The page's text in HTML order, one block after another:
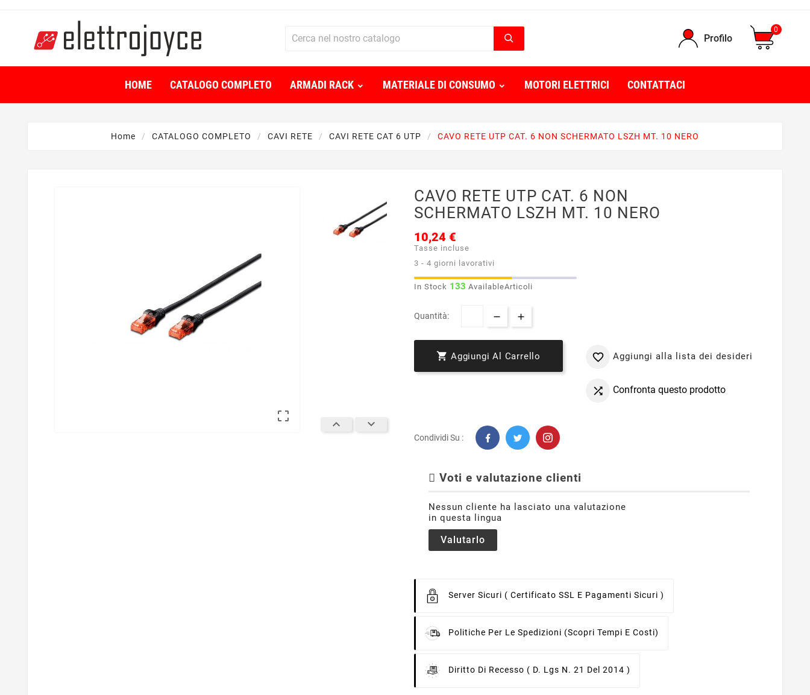
Profilo
0
HOME CATALOGO COMPLETO ARMADI RACK MATERIALE DI CONSUMO MOTORI ELETTRICI CONTATTACI
Home CATALOGO COMPLETO CAVI RETE CAVI RETE CAT 6 UTP CAVO RETE UTP CAT. 6 NON SCHERMATO LSZH MT. 10 NERO

 
CAVO RETE UTP CAT. 6 NON
SCHERMATO LSZH MT. 10 NERO
10,24 €
Tasse incluse
3 - 4 giorni lavorativi
In Stock 133 AvailableArticoli
Quantità:
 Aggiungi Al Carrello  Aggiungi alla lista dei desideri
 Confronta questo prodotto
Condividi Su :
Voti e valutazione clienti
Nessun cliente ha lasciato una valutazione
in questa lingua
Valutarlo
Server Sicuri ( Certificato SSL E Pagamenti Sicuri )
Politiche Per Le Spedizioni (scopri Tempi E Costi)
Diritto Di Recesso ( D. Lgs N. 21 Del 2014 )